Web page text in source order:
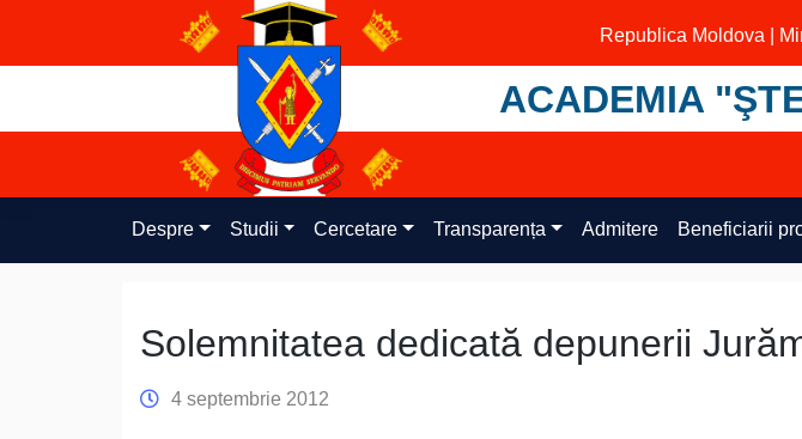
content
Republica Moldova |
ACADEMIA
Despre Studii Cercetare Transparența Admitere Beneficiarii
Solemnitatea dedicată depunerii
4 septembrie 2012